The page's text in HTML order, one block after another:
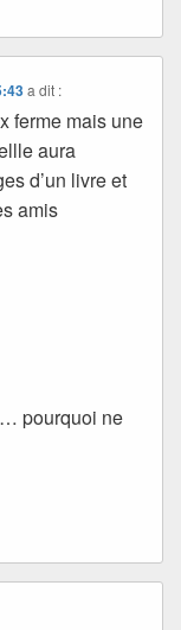
a dit :
ferme mais une
aura
d’un livre et
amis
pourquoi ne